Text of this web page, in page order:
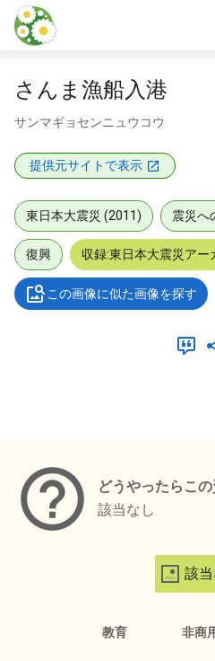
本文に飛ぶ
さんま漁船入港
サンマギョセンニュウコウ
提供元サイトで表示
東日本大震災 (2011) 震災へ
復興 収録:東日本大震災アー
この画像に似た画像を探す
どうやったらこ
該当なし
該
教育 非商